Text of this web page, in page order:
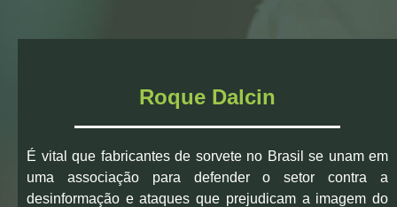
Roque Dalcin
É vital que fabricantes de sorvete no Brasil se unam em
uma associação para defender o setor contra a
desinformação e ataques que prejudicam a imagem do